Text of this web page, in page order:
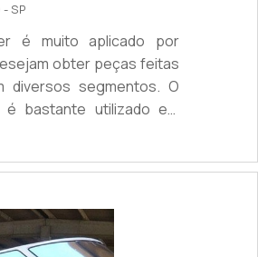
- SP
é muito aplicado por
obter peças feitas
diversos segmentos. O
é bastante utilizado em
decoração, móveis,
outros.A versatilidade do
preço acessível
objetivos. O
variar de acordo com o